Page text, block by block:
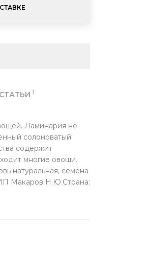
СТАТЬИ 1
Ламинария не
солоноватый
содержит
многие овощи.
натуральная, семена
ИП Макаров Н.Ю.Страна: